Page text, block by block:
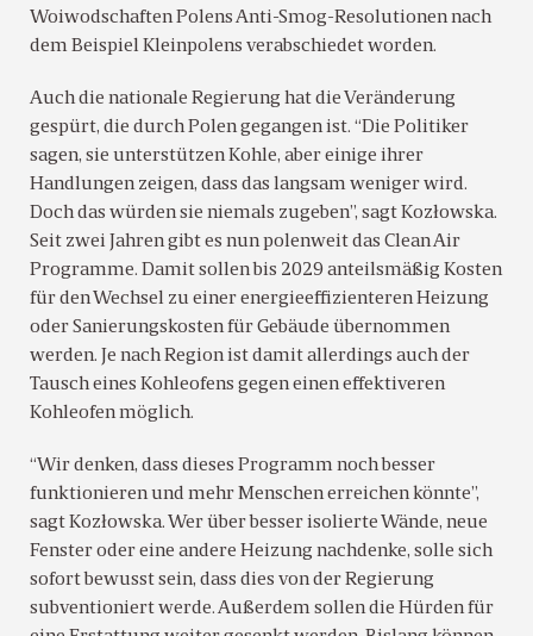
Woiwodschaften Polens Anti-Smog-Resolutionen nach
dem Beispiel Kleinpolens verabschiedet worden.
Auch die nationale Regierung hat die Veränderung
gespürt, die durch Polen gegangen ist. “Die Politiker
sagen, sie unterstützen Kohle, aber einige ihrer
Handlungen zeigen, dass das langsam weniger wird.
Doch das würden sie niemals zugeben”, sagt Kozłowska.
Seit zwei Jahren gibt es nun polenweit das Clean Air
Programme. Damit sollen bis 2029 anteilsmäßig Kosten
für den Wechsel zu einer energieeffizienteren Heizung
oder Sanierungskosten für Gebäude übernommen
werden. Je nach Region ist damit allerdings auch der
Tausch eines Kohleofens gegen einen effektiveren
Kohleofen möglich.
“Wir denken, dass dieses Programm noch besser
funktionieren und mehr Menschen erreichen könnte”,
sagt Kozłowska. Wer über besser isolierte Wände, neue
Fenster oder eine andere Heizung nachdenke, solle sich
sofort bewusst sein, dass dies von der Regierung
subventioniert werde. Außerdem sollen die Hürden für